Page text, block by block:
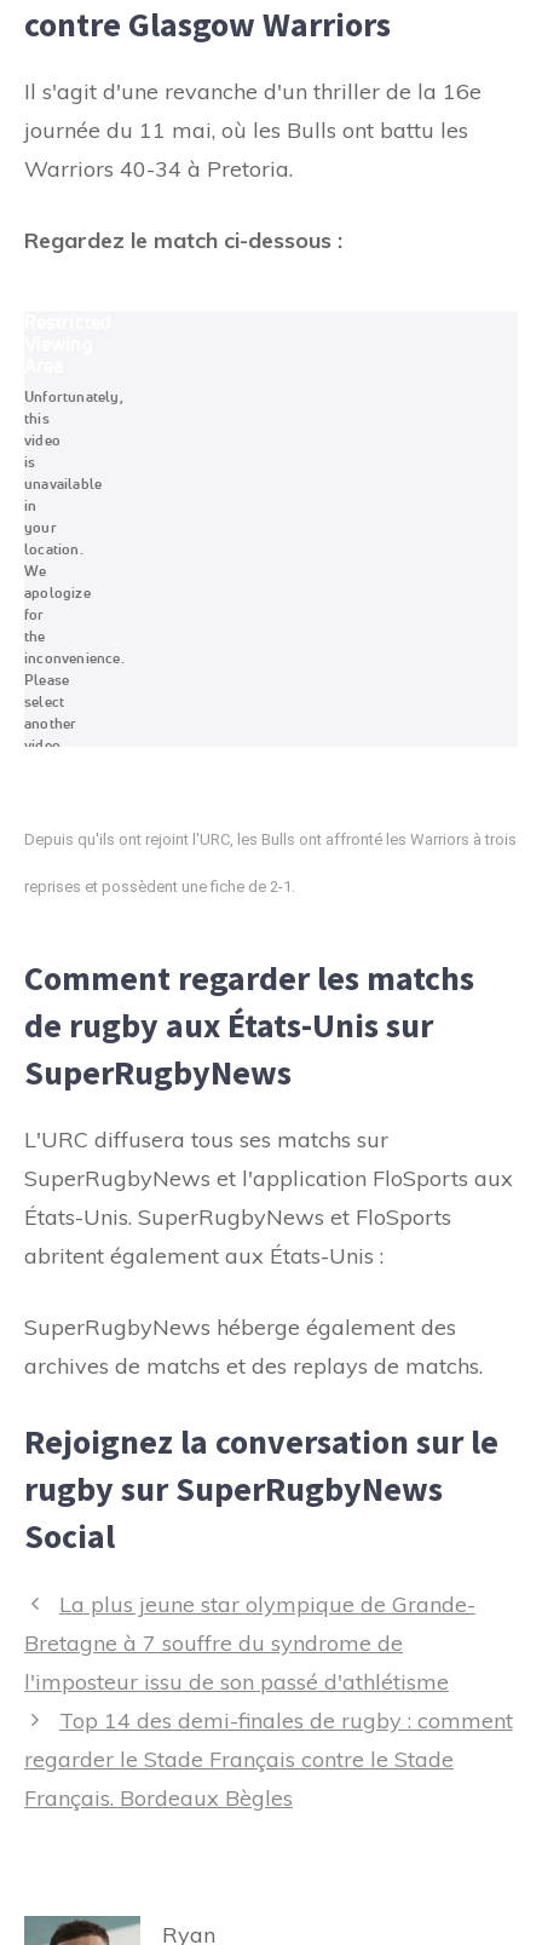
contre Glasgow Warriors
Il s'agit d'une revanche d'un thriller de la 16e
journée du 11 mai, où les Bulls ont battu les
Warriors 40-34 à Pretoria.
Regardez le match ci-dessous :
Depuis qu'ils ont rejoint l'URC, les Bulls ont affronté les Warriors à trois
reprises et possèdent une fiche de 2-1.
Comment regarder les matchs
de rugby aux États-Unis sur
SuperRugbyNews
L'URC diffusera tous ses matchs sur
SuperRugbyNews et l'application FloSports aux
États-Unis. SuperRugbyNews et FloSports
abritent également aux États-Unis :
SuperRugbyNews héberge également des
archives de matchs et des replays de matchs.
Rejoignez la conversation sur le
rugby sur SuperRugbyNews
Social
Navigation
des
La plus jeune star olympique de Grande-
Bretagne à 7 souffre du syndrome de
l'imposteur issu de son passé d'athlétisme
Top 14 des demi-finales de rugby : comment
regarder le Stade Français contre le Stade
Français. Bordeaux Bègles
Ryan